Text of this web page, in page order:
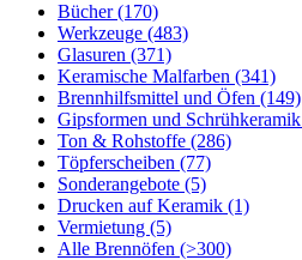
Bücher(170)
Werkzeuge (483)
Glasuren (371)
Keramische Malfarben (341)
Brennhilfsmittel und Öfen (149)
Gipsformen und Schrühkeramik
Ton & Rohstoffe (286)
Töpferscheiben (77)
Sonderangebote (5)
Drucken auf Keramik (1)
Vermietung (5)
Alle Brennöfen (>300)